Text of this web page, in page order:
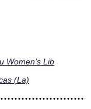
Women’s Lib
(La)